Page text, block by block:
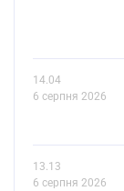
14.04
6 серпня 2026
13.13
6 серпня 2026